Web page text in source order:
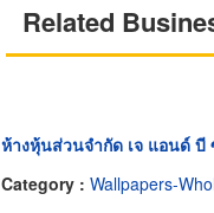
Related
ห้างหุ้นส่วนจำกัด เจ แอนด์ บี
Category : Wallpapers-